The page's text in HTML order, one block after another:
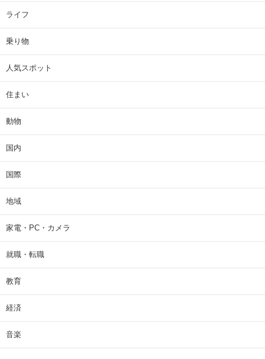
ライフ
乗り物
人気スポット
住まい
動物
国内
国際
地域
家電・PC・カメラ
就職・転職
教育
経済
音楽